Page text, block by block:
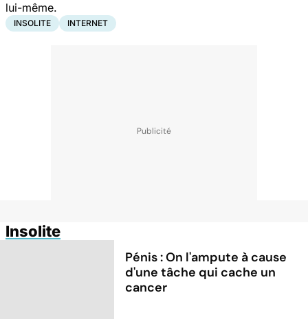
lui-même.
INSOLITE INTERNET
Insolite
Pénis : On l'ampute à cause
d'une tâche qui cache un
cancer